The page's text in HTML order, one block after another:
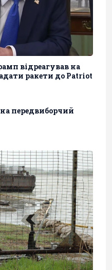
відреагував на
ракети до Patriot
передвиборчий